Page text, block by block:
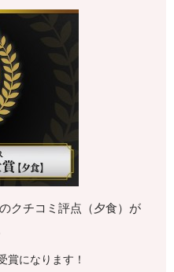
クチコミ評点（夕食）が
賞になります！